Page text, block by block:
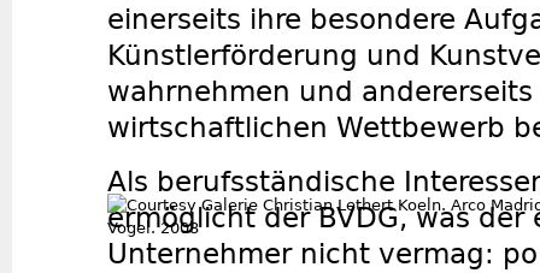
einerseits ihre besondere
Künstlerförderung und
wahrnehmen und andererseits
wirtschaftlichen Wettbewerb
Als berufsständische
ermöglicht der BVDG, was der
Unternehmer nicht vermag: